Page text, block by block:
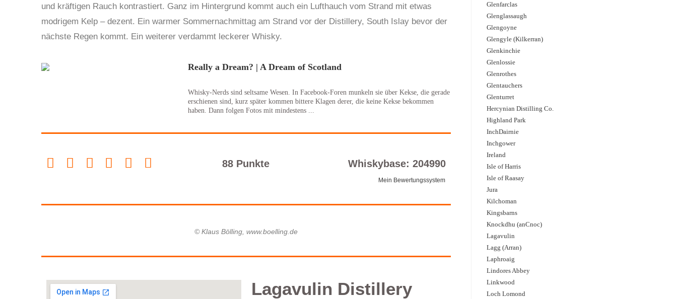
und kräftigen Rauch kontrastiert. Ganz im Hintergrund kommt auch ein Lufthauch vom Strand mit etwas
modrigem Kelp – dezent. Ein warmer Sommernachmittag am Strand vor der Distillery, South Islay bevor der
nächste Regen kommt. Ein weiterer verdammt leckerer Whisky.
Really a Dream? | A Dream of Scotland
Whisky-Nerds sind seltsame Wesen. In Facebook-Foren munkeln sie über Kekse, die gerade
erschienen sind, kurz später kommen bittere Klagen derer, die keine Kekse bekommen
haben. Dann folgen Fotos mit mindestens ...
88 Punkte Whiskybase: 204990
Mein Bewertungssystem
© Klaus Bölling, www.boelling.de
Lagavulin​ Distillery
Glenfarclas
Glenglassaugh
Glengoyne
Glengyle (Kilkerran)
Glenkinchie
Glenlossie
Glenrothes
Glentauchers
Glenturret
Hercynian Distilling Co.
Highland Park
InchDairnie
Inchgower
Ireland
Isle of Harris
Isle of Raasay
Jura
Kilchoman
Kingsbarns
Knockdhu (anCnoc)
Lagavulin
Lagg (Arran)
Laphroaig
Lindores Abbey
Linkwood
Loch Lomond